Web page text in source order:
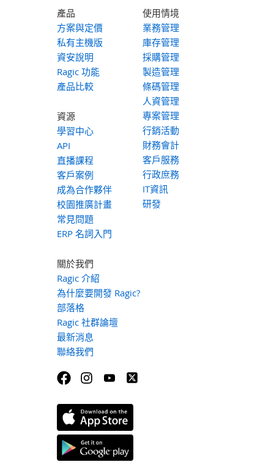
產品
方案與定價
私有主機版
資安說明
Ragic 功能
產品比較
資源
學習中心
API
直播課程
客戶案例
成為合作夥伴
校園推廣計畫
常見問題
ERP 名詞入門
使用情境
業務管理
庫存管理
採購管理
製造管理
條碼管理
人資管理
專案管理
行銷活動
財務會計
客戶服務
行政庶務
IT資訊
研發
關於我們
Ragic 介紹
為什麼要開發 Ragic?
部落格
Ragic 社群論壇
最新消息
聯絡我們